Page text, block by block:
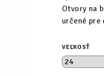
Otvory na
určené pre
VEĽKOSŤ